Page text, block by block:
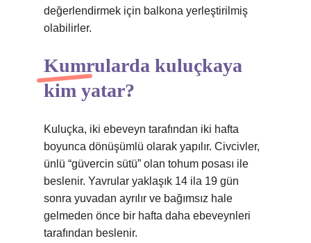
değerlendirmek için balkona yerleştirilmiş
olabilirler.
Kumrularda kuluçkaya
kim yatar?
Kuluçka, iki ebeveyn tarafından iki hafta
boyunca dönüşümlü olarak yapılır. Civcivler,
ünlü “güvercin sütü” olan tohum posası ile
beslenir. Yavrular yaklaşık 14 ila 19 gün
sonra yuvadan ayrılır ve bağımsız hale
gelmeden önce bir hafta daha ebeveynleri
tarafından beslenir.